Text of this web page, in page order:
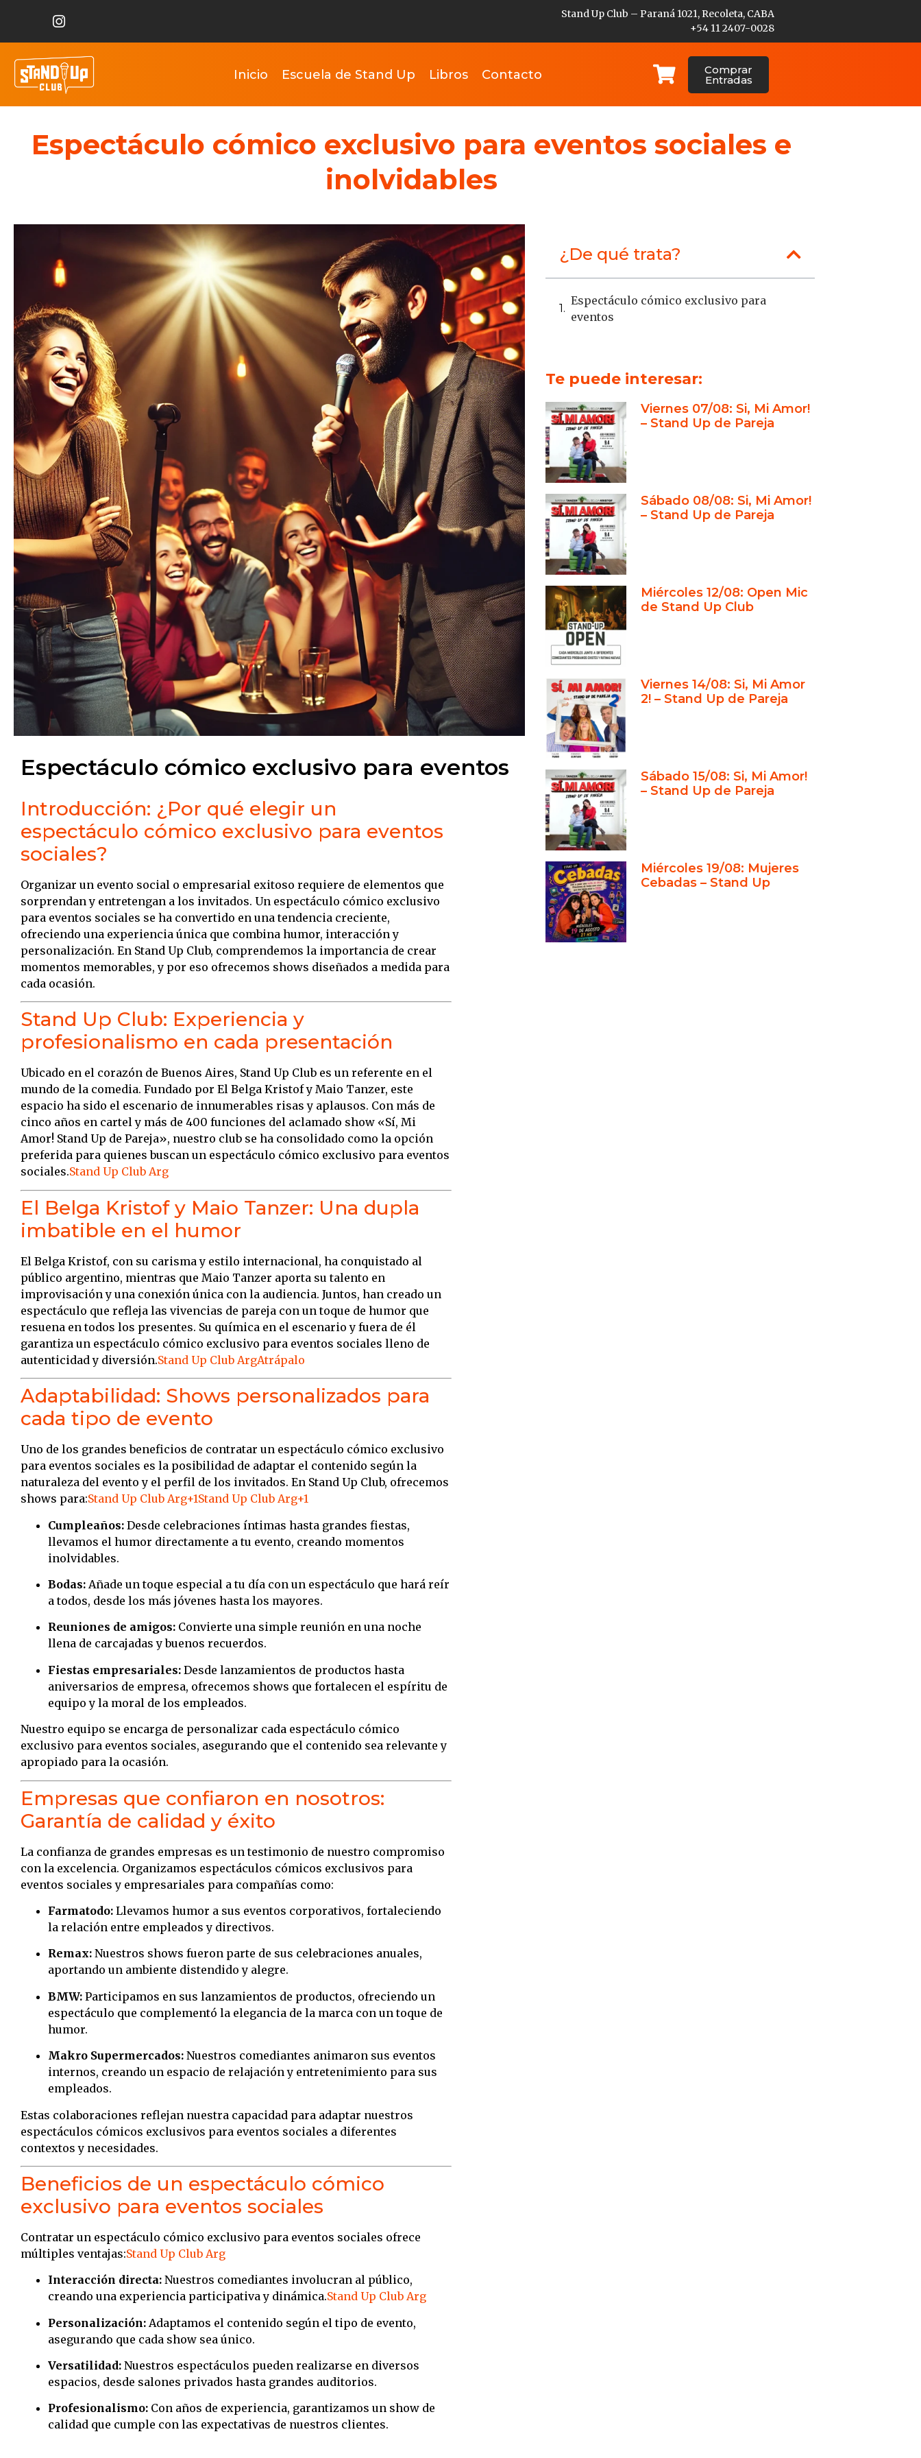
Stand Up Club – Paraná 1021, Recoleta, CABA
+54 11 2407-0028
Inicio Escuela de Stand Up Libros Contacto Comprar
Entradas
Espectáculo cómico exclusivo para eventos sociales e
inolvidables
Espectáculo cómico exclusivo para eventos
Introducción: ¿Por qué elegir un
espectáculo cómico exclusivo para eventos
sociales?
Organizar un evento social o empresarial exitoso requiere de elementos que
sorprendan y entretengan a los invitados. Un espectáculo cómico exclusivo
para eventos sociales se ha convertido en una tendencia creciente,
ofreciendo una experiencia única que combina humor, interacción y
personalización. En Stand Up Club, comprendemos la importancia de crear
momentos memorables, y por eso ofrecemos shows diseñados a medida para
cada ocasión.
Stand Up Club: Experiencia y
profesionalismo en cada presentación
Ubicado en el corazón de Buenos Aires, Stand Up Club es un referente en el
mundo de la comedia. Fundado por El Belga Kristof y Maio Tanzer, este
espacio ha sido el escenario de innumerables risas y aplausos. Con más de
cinco años en cartel y más de 400 funciones del aclamado show «Sí, Mi
Amor! Stand Up de Pareja», nuestro club se ha consolidado como la opción
preferida para quienes buscan un espectáculo cómico exclusivo para eventos
sociales.Stand Up Club Arg
El Belga Kristof y Maio Tanzer: Una dupla
imbatible en el humor
El Belga Kristof, con su carisma y estilo internacional, ha conquistado al
público argentino, mientras que Maio Tanzer aporta su talento en
improvisación y una conexión única con la audiencia. Juntos, han creado un
espectáculo que refleja las vivencias de pareja con un toque de humor que
resuena en todos los presentes. Su química en el escenario y fuera de él
garantiza un espectáculo cómico exclusivo para eventos sociales lleno de
autenticidad y diversión.Stand Up Club ArgAtrápalo
Adaptabilidad: Shows personalizados para
cada tipo de evento
Uno de los grandes beneficios de contratar un espectáculo cómico exclusivo
para eventos sociales es la posibilidad de adaptar el contenido según la
naturaleza del evento y el perfil de los invitados. En Stand Up Club, ofrecemos
shows para:Stand Up Club Arg+1Stand Up Club Arg+1
Cumpleaños: Desde celebraciones íntimas hasta grandes fiestas,
llevamos el humor directamente a tu evento, creando momentos
inolvidables.
Bodas: Añade un toque especial a tu día con un espectáculo que hará reír
a todos, desde los más jóvenes hasta los mayores.
Reuniones de amigos: Convierte una simple reunión en una noche
llena de carcajadas y buenos recuerdos.
Fiestas empresariales: Desde lanzamientos de productos hasta
aniversarios de empresa, ofrecemos shows que fortalecen el espíritu de
equipo y la moral de los empleados.
Nuestro equipo se encarga de personalizar cada espectáculo cómico
exclusivo para eventos sociales, asegurando que el contenido sea relevante y
apropiado para la ocasión.
Empresas que confiaron en nosotros:
Garantía de calidad y éxito
La confianza de grandes empresas es un testimonio de nuestro compromiso
con la excelencia. Organizamos espectáculos cómicos exclusivos para
eventos sociales y empresariales para compañías como:
Farmatodo: Llevamos humor a sus eventos corporativos, fortaleciendo
la relación entre empleados y directivos.
Remax: Nuestros shows fueron parte de sus celebraciones anuales,
aportando un ambiente distendido y alegre.
BMW: Participamos en sus lanzamientos de productos, ofreciendo un
espectáculo que complementó la elegancia de la marca con un toque de
humor.
Makro Supermercados: Nuestros comediantes animaron sus eventos
internos, creando un espacio de relajación y entretenimiento para sus
empleados.
Estas colaboraciones reflejan nuestra capacidad para adaptar nuestros
espectáculos cómicos exclusivos para eventos sociales a diferentes
contextos y necesidades.
Beneficios de un espectáculo cómico
exclusivo para eventos sociales
Contratar un espectáculo cómico exclusivo para eventos sociales ofrece
múltiples ventajas:Stand Up Club Arg
Interacción directa: Nuestros comediantes involucran al público,
creando una experiencia participativa y dinámica.Stand Up Club Arg
Personalización: Adaptamos el contenido según el tipo de evento,
asegurando que cada show sea único.
Versatilidad: Nuestros espectáculos pueden realizarse en diversos
espacios, desde salones privados hasta grandes auditorios.
Profesionalismo: Con años de experiencia, garantizamos un show de
calidad que cumple con las expectativas de nuestros clientes.
¿De qué trata?
Espectáculo cómico exclusivo para
eventos
Te puede interesar:
Viernes 07/08: Si, Mi Amor!
– Stand Up de Pareja
Sábado 08/08: Si, Mi Amor!
– Stand Up de Pareja
Miércoles 12/08: Open Mic
de Stand Up Club
Viernes 14/08: Si, Mi Amor
2! – Stand Up de Pareja
Sábado 15/08: Si, Mi Amor!
– Stand Up de Pareja
Miércoles 19/08: Mujeres
Cebadas – Stand Up